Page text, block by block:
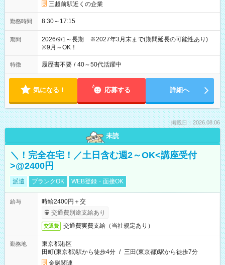
三越前駅近くの企業
勤務時間 8:30～17:15
期間
2026/9/1～長期 ※2027年3月末まで(期間延長の可能性あり)
※9月～OK！
特徴 履歴書不要 / 40～50代活躍中
気になる！ 応募する 詳細へ
掲載日：2026.08.06
未読
＼！完全在宅！／土日含む週2～OK<講座受付
>@2400円
派遣 ブランクOK WEB登録・面接OK
給与
時給2400円＋交
交通費別途支給あり
交通費 交通費実費支給（当社規定あり）
勤務地
東京都港区
田町(東京都)駅から徒歩4分 / 三田(東京都)駅から徒歩7分
金融関連